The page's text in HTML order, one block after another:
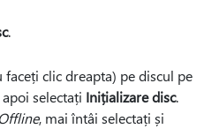
.
clic dreapta) pe discul pe
selectați Inițializare disc.
, mai întâi selectați și